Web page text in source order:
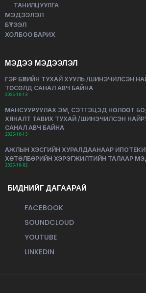
ТАНИЛЦУУЛГА
МЭДЭЭЛЭЛ
БҮТЭЭЛ
ХОЛБОО БАРИХ
МЭДЭЭ МЭДЭЭЛЭЛ
ГЭР БҮЛИЙН ТУХАЙ ХУУЛЬ /ШИНЭЧИЛСЭН
ТӨСӨЛД САНАЛ АВЧ БАЙНА
2025-10-13
МАНСУУРУУЛАХ ЭМ, СЭТГЭЦЭД НӨЛӨӨТ
ХЯНАЛТ ТАВИХ ТУХАЙ /ШИНЭЧИЛСЭН
САНАЛ АВЧ БАЙНА
2025-10-13
АЖЛЫН ХЭСГИЙН ХУРАЛДААНААР
ХӨТӨЛБӨРИЙН ХЭРЭГЖИЛТИЙН ТАЛААР
2025-10-02
БИДНИЙГ ДАГААРАЙ
FACEBOOK
SOUNDCLOUD
YOUTUBE
LINKEDIN